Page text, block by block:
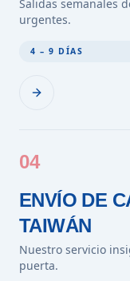
Salidas semanales
urgentes.
4 – 9 DÍAS
04
ENVÍO DE
TAIWÁN
Nuestro servicio
puerta.